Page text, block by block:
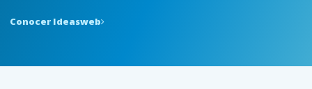
Conocer Ideasweb